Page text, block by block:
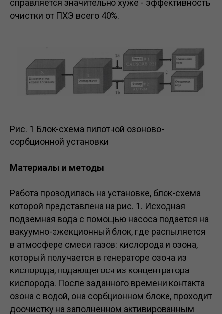
справляется значительно хуже - эффективность
очистки от ПХЭ всего 40%.
Рис. 1 Блок-схема пилотной озоново-
сорбционной установки
Материалы и методы
Работа проводилась на установке, блок-схема
которой представлена на рис. 1. Исходная
подземная вода с помощью насоса подается на
вакуумно-эжекционный блок, где распыляется
в атмосфере смеси газов: кислорода и озона,
который получается в генераторе озона из
кислорода, подающегося из концентратора
кислорода. После заданного времени контакта
озона с водой, она сорбционном блоке, проходит
доочистку на заполненном активированным